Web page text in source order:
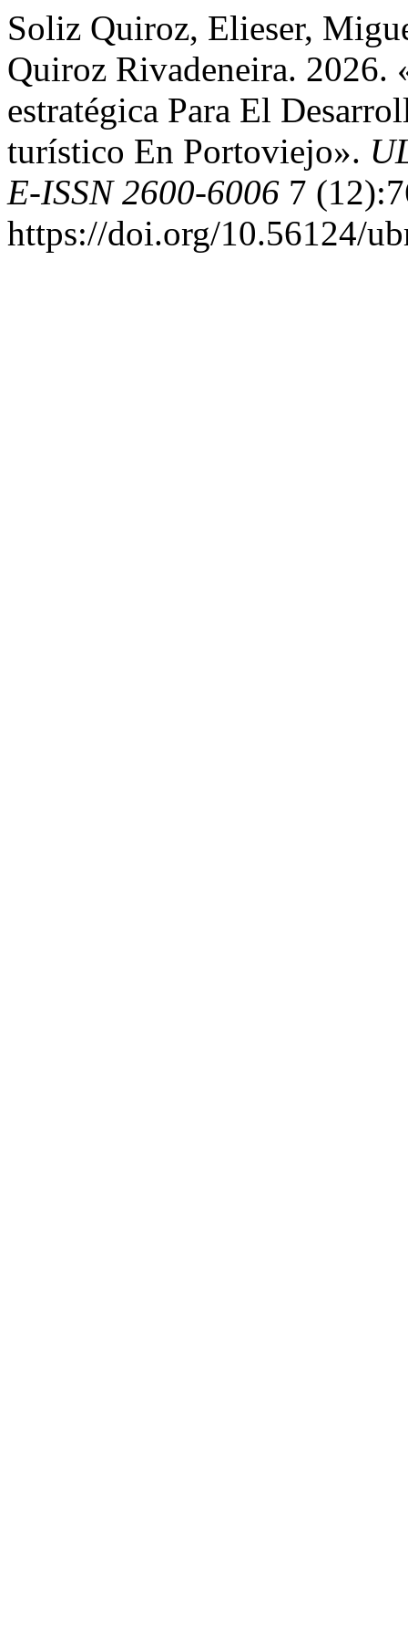
Soliz Quiroz, Elieser,
Quiroz Rivadeneira. 2026.
estratégica Para El
turístico En Portoviejo».
E-ISSN 2600-6006 7
https://doi.org/10.56124/